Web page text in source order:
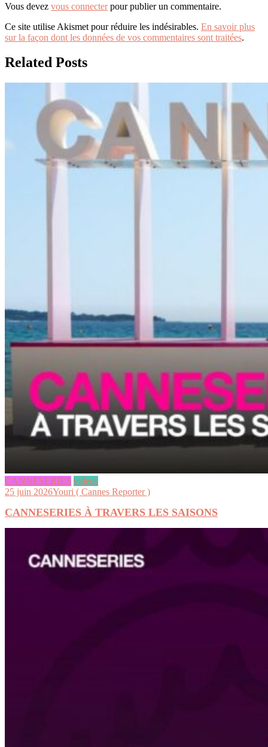
Vous devez vous connecterpour publier un commentaire.
Ce site utilise Akismet pour réduire les indésirables. En savoir plus
sur la façon dont les données de vos commentaires sont traitées.
Related Posts
CANNESERIES videos
25 juin 2026Youri ( Cannes Reporter )
CANNESERIES À TRAVERS LES SAISONS